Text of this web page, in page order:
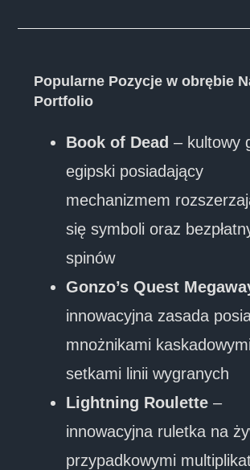
Popularne Pozycje w obrębie
Portfolio
Book of Dead – kultowy
egipski posiadający
mechanizmem
się symboli oraz
spinów
Gonzo’s Quest
innowacyjna zasada
mnożnikami
setkami linii wygranych
Lightning Roulette –
innowacyjna ruletka na
przypadkowymi